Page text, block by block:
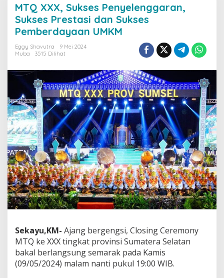
Q
X
X
X
,
k
s
e
s
P
e
n
y
e
l
e
n
g
g
a
r
,
S
u
k
s
MTQ XXX, Sukses Penyelenggaran,
Sukses Prestasi dan Sukses
Pemberdayaan UMKM
Eggy Shavutra
9 Mei 2024
Muba
3515 Dilihat
Sekayu,KM- Ajang bergengsi, Closing Ceremony
MTQ ke XXX tingkat provinsi Sumatera Selatan
bakal berlangsung semarak pada Kamis
(09/05/2024) malam nanti pukul 19:00 WIB.